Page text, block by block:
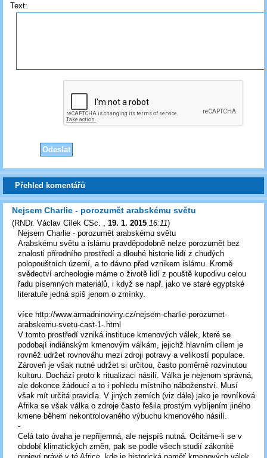
Text:
Přehled komentářů
Nejsem Charlie - porozumět arabskému světu
(RNDr. Václav Cílek CSc. 19. 1. 2015 16:11)
Nejsem Charlie - porozumět arabskému světu
Arabskému světu a islámu pravděpodobně nelze porozumět bez
znalosti přírodního prostředí a dlouhé historie lidí z chudých
polopouštních území, a to dávno před vznikem islámu. Kromě
svědectví archeologie máme o životě lidí z pouště kupodivu celou
řadu písemných materiálů, i když se např. jako ve staré egyptské
literatuře jedná spíš jenom o zmínky.
více http://www.armadninoviny.cz/nejsem-charlie-porozumet-
arabskemu-svetu-cast-1-.html
V tomto prostředí vzniká instituce kmenových válek, které se
podobají indiánským kmenovým válkám, jejichž hlavním cílem je
rovněž udržet rovnováhu mezi zdroji potravy a velikostí populace.
Zároveň je však nutné udržet si určitou, často poměrně rozvinutou
kulturu. Dochází proto k ritualizaci násilí. Válka je nejenom správná,
ale dokonce žádoucí a to i pohledu místního náboženství. Musí
však mít určitá pravidla. V jiných zemích (viz dále) jako je rovníková
Afrika se však válka o zdroje často řešila prostým vybíjením jiného
kmene během nekontrolovaného výbuchu kmenového násilí.
-
Celá tato úvaha je nepříjemná, ale nejspíš nutná. Ocitáme-li se v
období klimatických změn, pak se podle všech studií zákonitě